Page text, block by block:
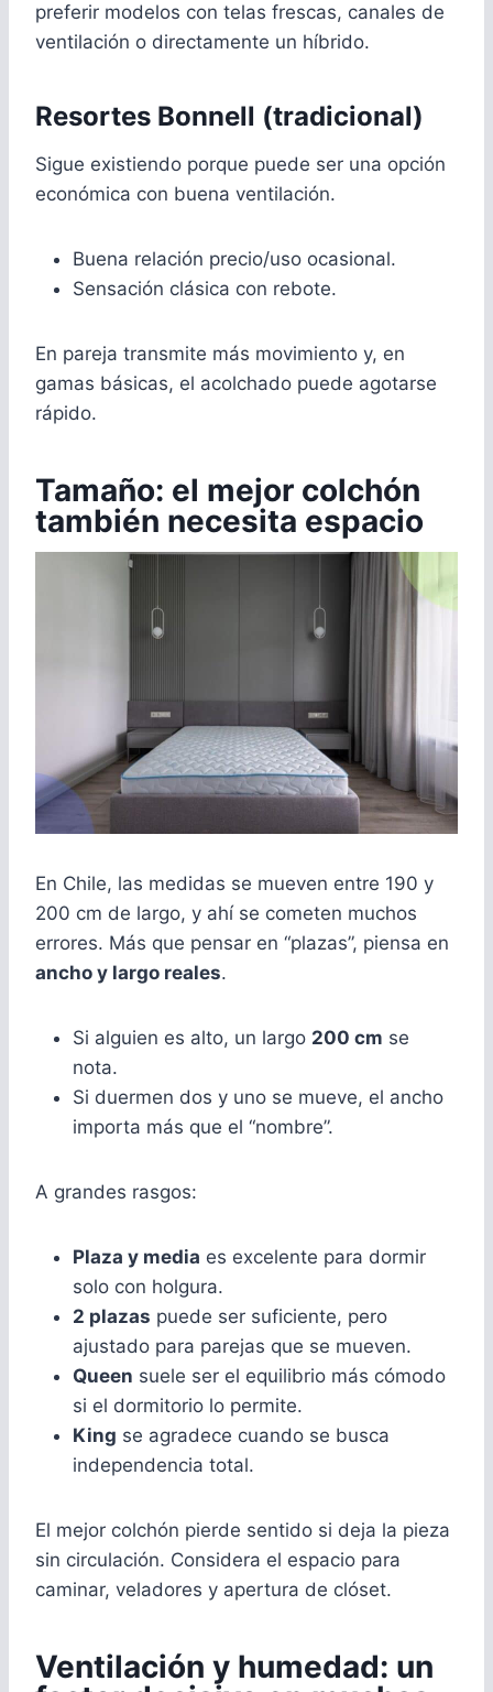
preferir modelos con telas frescas, canales de
ventilación o directamente un híbrido.
Resortes Bonnell (tradicional)
Sigue existiendo porque puede ser una opción
económica con buena ventilación.
Buena relación precio/uso ocasional.
Sensación clásica con rebote.
En pareja transmite más movimiento y, en
gamas básicas, el acolchado puede agotarse
rápido.
Tamaño: el mejor colchón
también necesita espacio
En Chile, las medidas se mueven entre 190 y
200 cm de largo, y ahí se cometen muchos
errores. Más que pensar en “plazas”, piensa en
ancho y largo reales.
Si alguien es alto, un largo 200 cm se
nota.
Si duermen dos y uno se mueve, el ancho
importa más que el “nombre”.
A grandes rasgos:
Plaza y media es excelente para dormir
solo con holgura.
2 plazas puede ser suficiente, pero
ajustado para parejas que se mueven.
Queen suele ser el equilibrio más cómodo
si el dormitorio lo permite.
King se agradece cuando se busca
independencia total.
El mejor colchón pierde sentido si deja la pieza
sin circulación. Considera el espacio para
caminar, veladores y apertura de clóset.
Ventilación y humedad: un